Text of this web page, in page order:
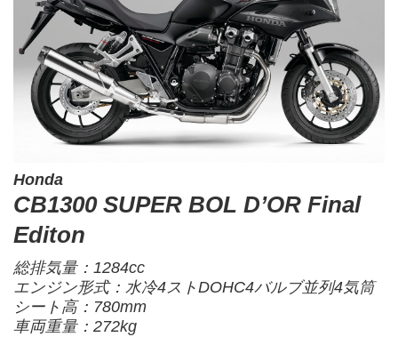
Honda
CB1300 SUPER BOL D’OR Final
Editon
総排気量：1284cc
エンジン形式：水冷4ストDOHC4バルブ並列4気筒
シート高：780mm
車両重量：272kg